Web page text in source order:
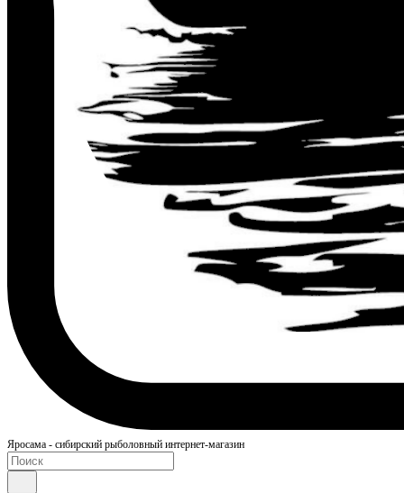
Яросама - сибирский рыболовный интернет-магазин